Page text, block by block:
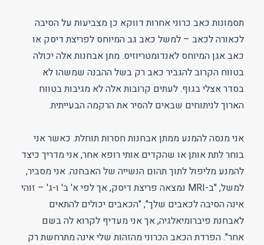
תסמונות כאב כרוני אחרות דווקא כן מצביעות על הסיבה
לכאורה לכאב – למשל כאב גב המיוחס לפריצת דיסק או
כאב אגן המיוחס לאנדומטריוזיס. מתן אבחנות אלה יכולה
בטווח הקרוב להגביר כאב רק בשל ההבנה שמשהו לא
בסדר אצלי בגוף. לעתים קרובות אלה לא מגיבות בטווח
הארוך לניתוחים שבאים להסיר את הרקמה הבעייתית.
אני מנסה להמנע ממתן אבחנות חסרות תוחלת. כאשר אני
בוחר לתת אותן או שהקדים אותי רופא אחר, אני מדריך כיצד
להמנע מליפול לתוך תהום הנשייה של האבחנה. אני מסביר,
למשל, "ב-MRI נמצאה פריצת דיסק, אך לפי א' ב' ו-ג' – זוהי
אינה הסיבה לכאבים שלך", "הכאבים יכולים להתאים
לאבחנת פיברומיאלגיה, אך אני מעדיף לקרוא לה בשם
אחר". הפרדת הכאב הכרוני מהזהות שלי אינה מתרחשת רק